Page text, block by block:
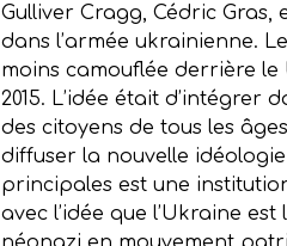
Gulliver Cragg, Cédric Gras,
dans l’armée ukrainienne.
moins camouflée derrière le
2015. L’idée était d’intégrer
des citoyens de tous les
diffuser la nouvelle idéologie
principales est une
avec l’idée que l’Ukraine